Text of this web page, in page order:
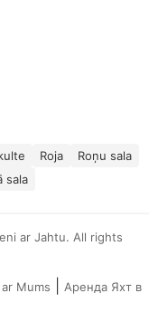
Roja
Roņu sala
sala
ar Jahtu. All rights
Mums
Аренда Яхт в